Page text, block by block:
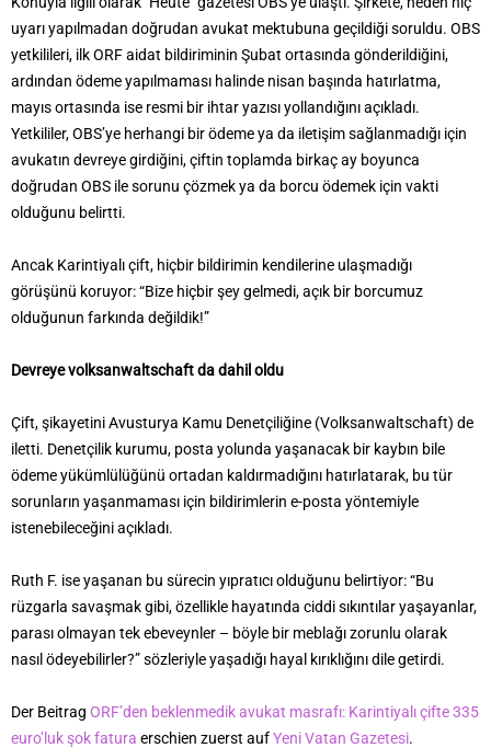
uyarı yapılmadan doğrudan avukat mektubuna geçildiği soruldu. OBS
yetkilileri, ilk ORF aidat bildiriminin Şubat ortasında gönderildiğini,
ardından ödeme yapılmaması halinde nisan başında hatırlatma,
mayıs ortasında ise resmi bir ihtar yazısı yollandığını açıkladı.
Yetkililer, OBS’ye herhangi bir ödeme ya da iletişim sağlanmadığı için
avukatın devreye girdiğini, çiftin toplamda birkaç ay boyunca
doğrudan OBS ile sorunu çözmek ya da borcu ödemek için vakti
olduğunu belirtti.
Ancak Karintiyalı çift, hiçbir bildirimin kendilerine ulaşmadığı
görüşünü koruyor: “Bize hiçbir şey gelmedi, açık bir borcumuz
olduğunun farkında değildik!”
Devreye volksanwaltschaft da dahil oldu
Çift, şikayetini Avusturya Kamu Denetçiliğine (Volksanwaltschaft) de
iletti. Denetçilik kurumu, posta yolunda yaşanacak bir kaybın bile
ödeme yükümlülüğünü ortadan kaldırmadığını hatırlatarak, bu tür
sorunların yaşanmaması için bildirimlerin e-posta yöntemiyle
istenebileceğini açıkladı.
Ruth F. ise yaşanan bu sürecin yıpratıcı olduğunu belirtiyor: “Bu
rüzgarla savaşmak gibi, özellikle hayatında ciddi sıkıntılar yaşayanlar,
parası olmayan tek ebeveynler – böyle bir meblağı zorunlu olarak
nasıl ödeyebilirler?” sözleriyle yaşadığı hayal kırıklığını dile getirdi.
Der Beitrag ORF’den beklenmedik avukat masrafı: Karintiyalı çifte 335
euro’luk şok fatura erschien zuerst aufYeni Vatan Gazetesi.